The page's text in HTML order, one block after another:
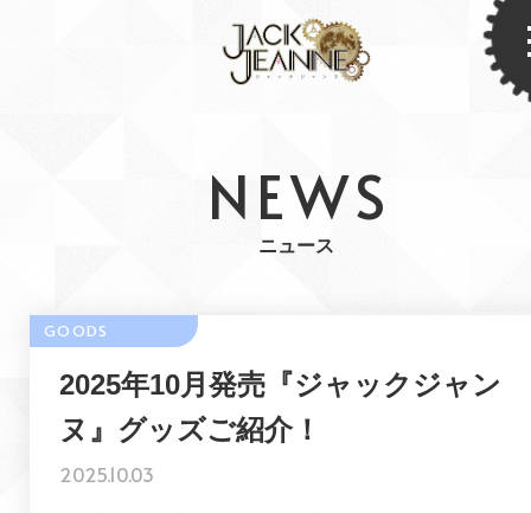
NEWS
ニュース
2025年10月発売『ジャックジャン
ヌ』グッズご紹介！
2025.10.03